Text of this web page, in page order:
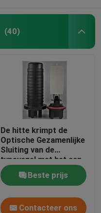
(40)
De hitte krimpt de
Optische Gezamenlijke
Sluiting van de
typevezel met het aan
de grond zetten van
apparaat 120 kernen
Beste prijs
Contacteer ons